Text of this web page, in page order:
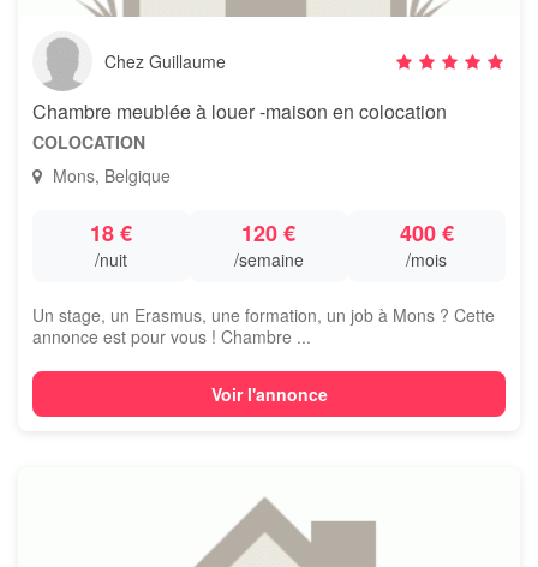
Chez Guillaume
Chambre meublée à louer -maison en colocation
COLOCATION
Mons, Belgique
18 €
/nuit
120 €
/semaine
400 €
/mois
Un stage, un Erasmus, une formation, un job à Mons ? Cette
annonce est pour vous ! Chambre ...
Voir l'annonce